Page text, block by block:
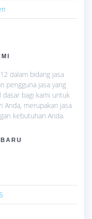
dalam bidang jasa
pengguna jasa yang
dasar bagi kami untuk
Anda, merupakan jasa
kebutuhan Anda.